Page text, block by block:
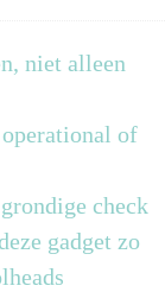
niet alleen
of
check
gadget zo